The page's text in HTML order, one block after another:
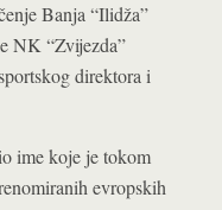
Banja “Ilidža”
NK “Zvijezda”
direktora i
ime koje je tokom
evropskih